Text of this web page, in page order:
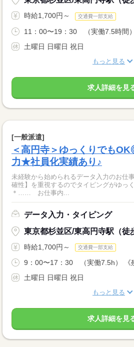
時給1,700円～ 交通費一部支給
11：00〜19：30 （実働7.5時間
土曜日 日曜日 祝日
もっと見る
求人詳細を見
[一般派遣]
＜高円寺＞ゆっくりでも
力★社員化実績あり♪
未経験から始められるデータ入力のお仕
確性】を重視するのでタイピングがゆっく
＊…… お仕事内...
データ入力・タイピング
東京都杉並区/東高円寺駅（徒
時給1,700円～ 交通費一部支給
9：00〜17：30 （実働7.5h） 《
土曜日 日曜日 祝日
もっと見る
求人詳細を見